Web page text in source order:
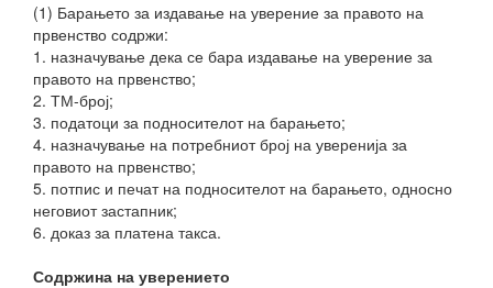
(1) Барањето за издавање на уверение за правото на
првенство содржи:
1. назначување дека се бара издавање на уверение за
правото на првенство;
2. ТМ-број;
3. податоци за подносителот на барањето;
4. назначување на потребниот број на уверенија за
правото на првенство;
5. потпис и печат на подносителот на барањето, односно
неговиот застапник;
6. доказ за платена такса.
Содржина на уверението